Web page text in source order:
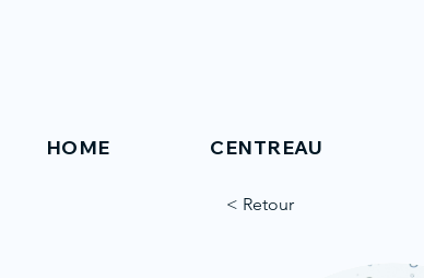
HOME CENTREAU
< Retour